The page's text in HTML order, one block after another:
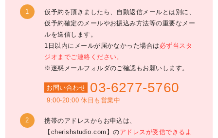
仮予約を頂きましたら、自動返信メールとは別に、
仮予約確定のメールやお振込み方法等の重要なメー
ルを送信します。
1日以内にメールが届かなかった場合は 必ず当スタ
ジオまでご連絡ください。
※迷惑メールフォルダのご確認もお願いします。
お問い合わせ 03-6277-5760
9:00-20:00 休日も営業中
携帯のアドレスからお申込は、
【cherishstudio.com】のアドレスが受信できるよ